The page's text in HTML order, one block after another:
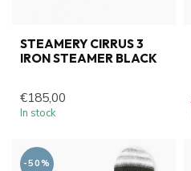
STEAMERY CIRRUS 3
IRON STEAMER BLACK
€185,00
In stock
-50%